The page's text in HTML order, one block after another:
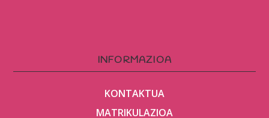
INFORMAZIOA
KONTAKTUA
MATRIKULAZIOA